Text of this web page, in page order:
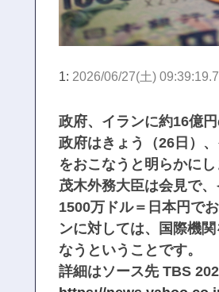
1: 2026/06/27(土)
政府、イランに約16億
政府はきょう（26日）
をおこなうと明らかにし
茂木外務大臣は会見で
1500万ドル＝日本円で
ンに対しては、国際機
なうということです。
詳細はソース先 TBS